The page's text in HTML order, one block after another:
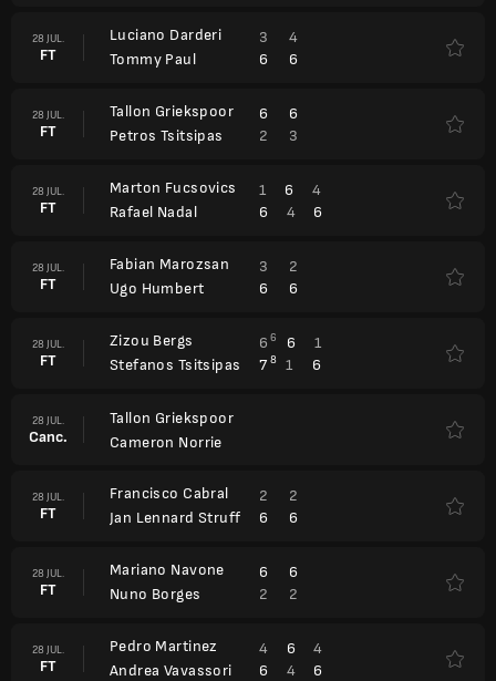
28 JUL.
FT
Luciano Darderi
Tommy Paul
3
4
6
6
28 JUL.
FT
Tallon Griekspoor
Petros Tsitsipas
6
6
2
3
28 JUL.
FT
Marton Fucsovics
Rafael Nadal
1 6
4
6
4 6
28 JUL.
FT
Fabian Marozsan
Ugo Humbert
3
2
6
6
28 JUL.
FT
Zizou Bergs
Stefanos Tsitsipas
6 6 6
1
7 8 1 6
28 JUL.
Canc.
Tallon Griekspoor
Cameron Norrie
28 JUL.
FT
Francisco Cabral
Jan Lennard Struff
2
2
6
6
28 JUL.
FT
Mariano Navone
Nuno Borges
6
6
2
2
28 JUL.
FT
Pedro Martinez
Andrea Vavassori
4 6
4
6
4 6